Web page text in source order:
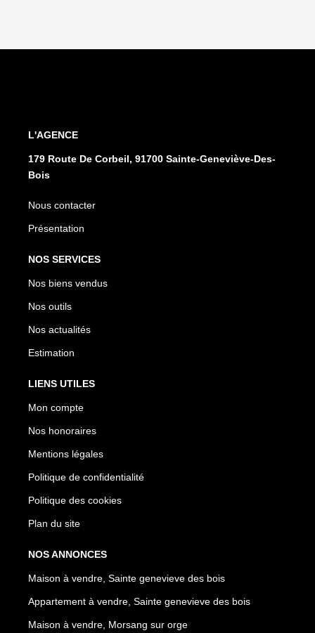
L'AGENCE
179 Route De Corbeil, 91700 Sainte-Geneviève-Des-
Bois
Nous contacter
Présentation
NOS SERVICES
Nos biens vendus
Nos outils
Nos actualités
Estimation
LIENS UTILES
Mon compte
Nos honoraires
Mentions légales
Politique de confidentialité
Politique des cookies
Plan du site
NOS ANNONCES
Maison à vendre, Sainte genevieve des bois
Appartement à vendre, Sainte genevieve des bois
Maison à vendre, Morsang sur orge